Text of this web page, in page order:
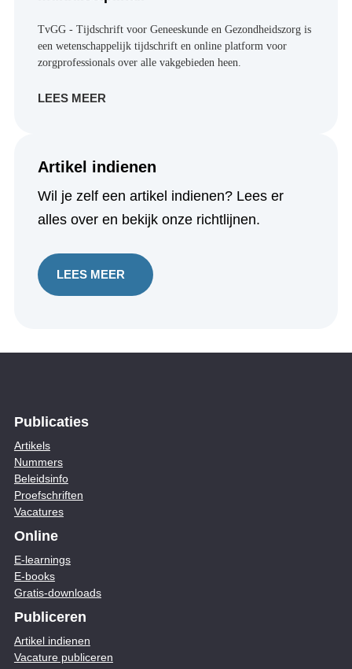
Gezondheidszorg is een wetenschappelijk
tijdschrift en online platform voor
zorgprofessionals over alle vakgebieden heen.
Wil je zelf een artikel indienen? Lees er
alles over en bekijk onze richtlijnen.
LEES MEER
Publicaties
Artikels
Nummers
Beleidsinfo
Proefschriften
Vacatures
Online
E-learnings
E-books
Gratis-downloads
Publiceren
Artikel indienen
Vacature publiceren